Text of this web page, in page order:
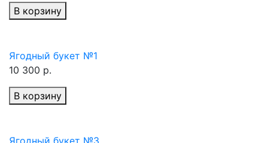
В корзину
Ягодный букет №1
10 300 р.
В корзину
Ягодный букет №3